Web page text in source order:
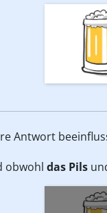
Antwort
obwohl das Pils